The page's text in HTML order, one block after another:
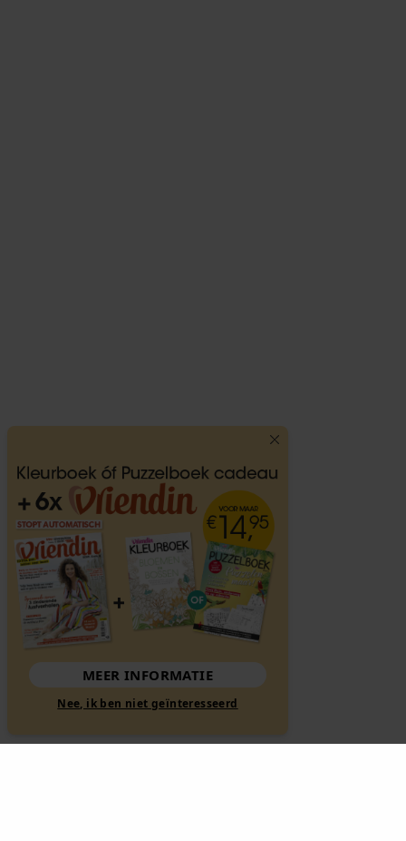
MEER INFORMATIE
Nee, ik ben niet geïnteresseerd